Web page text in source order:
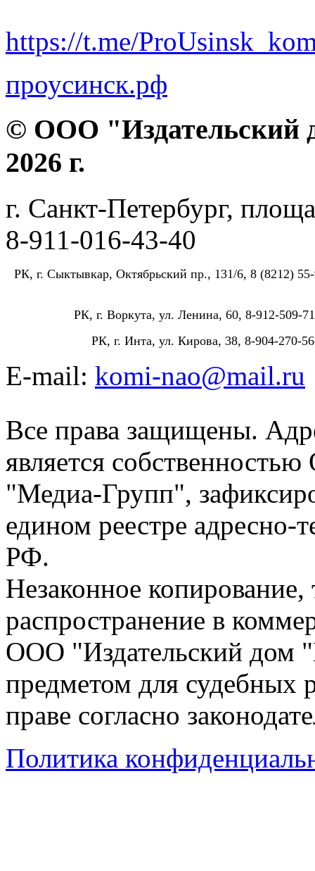
https://t.me/
проусинск.рф
© ООО "Издательский
2026 г.
г. Санкт-Петербург,
8-911-016-43-40
РК, г. Сыктывкар, Октябрьский пр., 131/6, 8 (8212)
РК, г. Воркута, ул. Ленина, 60, 8-912-509-
РК, г. Инта, ул. Кирова, 38, 8-904-270-
E-mail: komi-nao@mail.ru
Все права защищены.
является
"Медиа-Групп",
едином реестре адресно-
РФ.
Незаконное
распространение в
ООО "Издательский дом
предметом для судебных
праве согласно
Политика